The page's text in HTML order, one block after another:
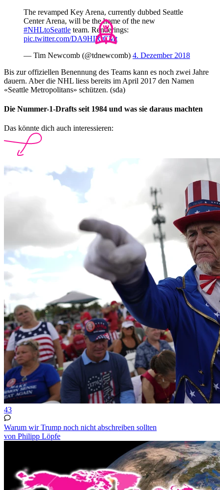
The revamped Key Arena, currently dubbed Seattle
Center Arena, will be the home of the new
#NHLtoSeattle team. Renderings:
pic.twitter.com/DA9HIRrCMt
— Tim Newcomb (@tdnewcomb) 4. Dezember 2018
Bis zur offiziellen Benennung des Teams kann es noch zwei Jahre
dauern. Aber die NHL liess bereits im April 2017 den Namen
«Seattle Metropolitans» schützen. (sda)
Die Nummer-1-Drafts seit 1984 und was sie daraus machten
Das könnte dich auch interessieren:
43
Warum wir Trump noch nicht abschreiben sollten
von Philipp Löpfe